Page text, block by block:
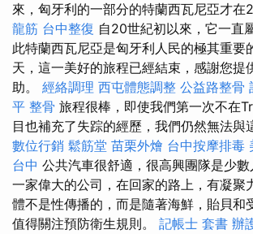
來，匈牙利的一部分的特蘭西瓦尼亞才在
龍筋 台中整復 自20世紀初以來，它一直
此特蘭西瓦尼亞是匈牙利人民的極其重要
天，這一美好的旅程已經結束，感謝您提
助。 經絡調理 西屯體態調整 公益路整骨
平 整骨 旅程很棒，即使我們第一次不在
目也補充了失踪的經歷，我們仍然無法與
數位行銷 鬆筋堂 苗栗外燴 台中按摩排毒
台中 公共汽車很舒適，很高興團隊是少
一家偉大的公司，在回家的路上，有凝聚
體不是性傳播的，而是隨著海鮮，貽貝和
值得關注預防衛生規則。 記帳士 套書 辦